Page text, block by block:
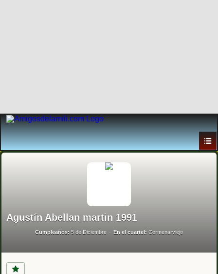
Agustín Abellan martin 1991
Cumpleaños: 5 de Diciembre En el cuartel: Cormenarviejo